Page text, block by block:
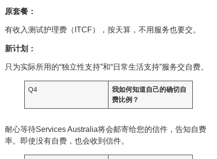
原套餐：
有收入测试护理费（ITCF），按天算，不用服务也要交。
新计划：
只为实际所用的“独立性支持”和“日常生活支持”服务交自费。
Q4
我如何知道自己的确切自
费比例？
耐心等待Services Australia将会邮寄给您的信件，告知自费
率。即使没有自费，也会收到信件。